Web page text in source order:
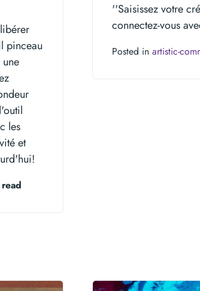
pinceau
les
et
''Saisissez votre
connectez-vous
Posted in artistic-